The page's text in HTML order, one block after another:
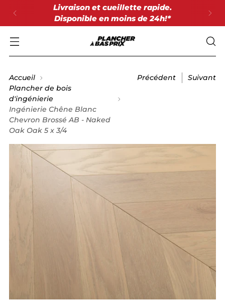
Livraison et cueillette rapide.
Disponible en moins de 24h!*
Accueil
Plancher de bois
d'ingénierie
Ingénierie Chêne Blanc
Chevron Brossé AB - Naked
Oak Oak 5 x 3/4
Précédent Suivant